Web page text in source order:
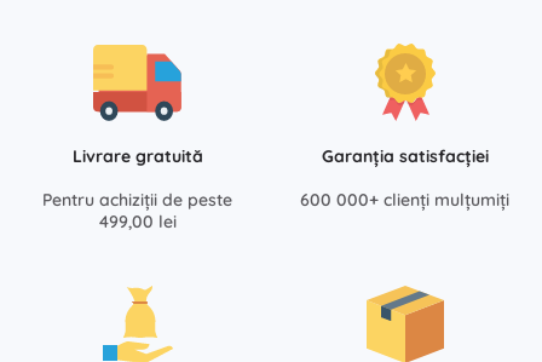
Livrare gratuită
Pentru achiziții de peste
499,00 lei
Garanția satisfacției
600 000+ clienți mulțumiți